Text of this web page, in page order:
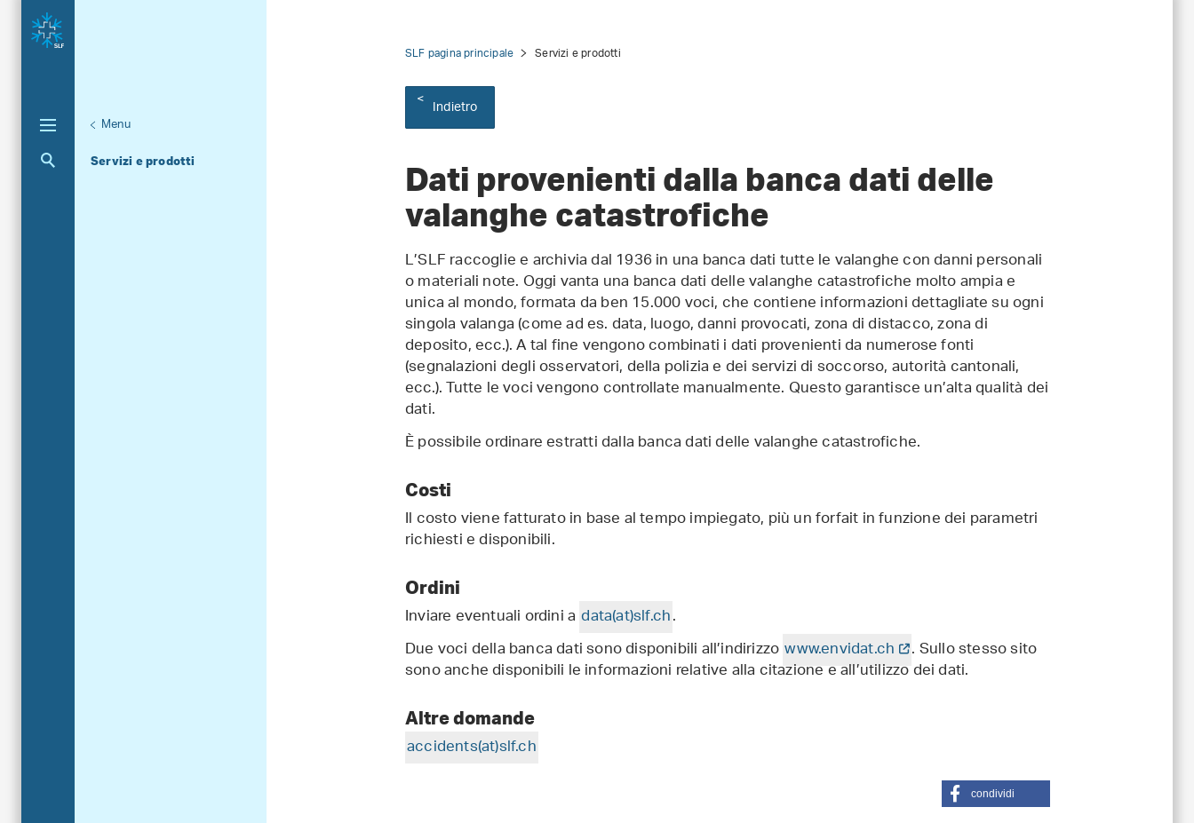
Menu
Servizi e prodotti
Aktuelle Navigation
SLF pagina principale Servizi e prodotti
Indietro
Dati provenienti dalla banca dati delle
valanghe catastrofiche
L’SLF raccoglie e archivia dal 1936 in una banca dati tutte le valanghe con danni personali
o materiali note. Oggi vanta una banca dati delle valanghe catastrofiche molto ampia e
unica al mondo, formata da ben 15.000 voci, che contiene informazioni dettagliate su ogni
singola valanga (come ad es. data, luogo, danni provocati, zona di distacco, zona di
deposito, ecc.). A tal fine vengono combinati i dati provenienti da numerose fonti
(segnalazioni degli osservatori, della polizia e dei servizi di soccorso, autorità cantonali,
ecc.). Tutte le voci vengono controllate manualmente. Questo garantisce un’alta qualità dei
dati.
È possibile ordinare estratti dalla banca dati delle valanghe catastrofiche.
Costi
Il costo viene fatturato in base al tempo impiegato, più un forfait in funzione dei parametri
richiesti e disponibili.
Ordini
Inviare eventuali ordini a data(at)slf.ch.
Due voci della banca dati sono disponibili all’indirizzowww.envidat.ch . Sullo stesso sito
sono anche disponibili le informazioni relative alla citazione e all’utilizzo dei dati.
Altre domande
accidents(at)slf.ch
condividi